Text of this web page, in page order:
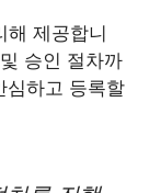
해 제공합니
승인 절차까
심하고 등록할